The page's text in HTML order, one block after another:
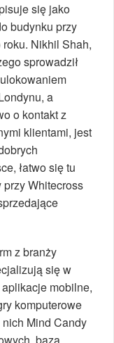
się jako
budynku przy
Nikhil Shah,
sprowadził
a
o kontakt z
klientami, jest
łatwo się tu
Whitecross
z branży
się w
mobilne,
komputerowe
Mind Candy